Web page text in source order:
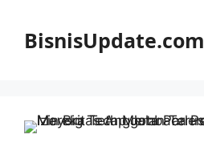
BisnisUpdate.com